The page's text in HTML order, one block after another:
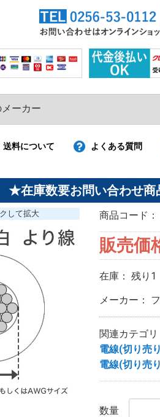
送料について よくある質問
★在庫数要お問い合わせ商
して拡大 商品コード
販売価
在庫： 残り1
メーカー：
関連カテゴリ
電線(切り売
電線(切り売
数量